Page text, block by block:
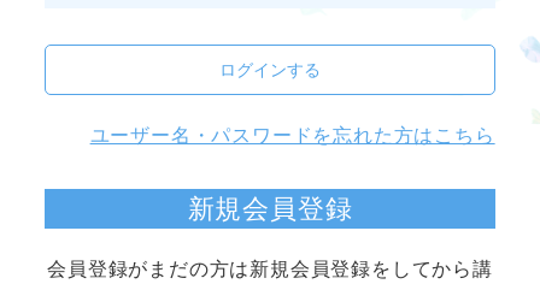
ログインする
ユーザー名・パスワードを忘れた方はこちら
新規会員登録
会員登録がまだの方は新規会員登録をしてから講